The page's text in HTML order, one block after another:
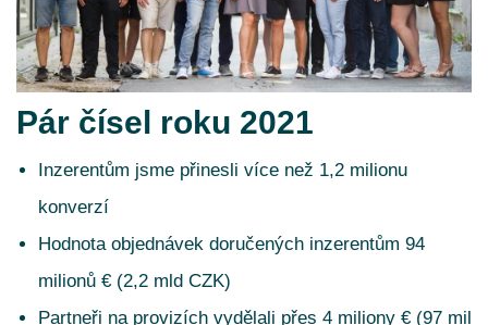
Pár čísel roku 2021
Inzerentům jsme přinesli více než 1,2 milionu
konverzí
Hodnota objednávek doručených inzerentům 94
milionů € (2,2 mld CZK)
Partneři na provizích vydělali přes 4 miliony € (97 mil